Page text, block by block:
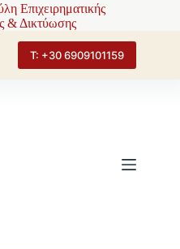
Επιχειρηματικής
& Δικτύωσης
Τ: +30 6909101159